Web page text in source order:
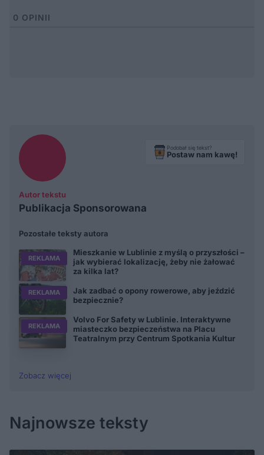
0 OPINII
Autor tekstu
Publikacja Sponsorowana
Podobał się tekst?
Postaw nam kawę!
Pozostałe teksty autora
REKLAMA
Mieszkanie w Lublinie z myślą o przyszłości –
jak wybierać lokalizację, żeby nie żałować
za kilka lat?
REKLAMA
Jak zadbać o opony rowerowe, aby jeździć
bezpiecznie?
REKLAMA
Volvo For Safety w Lublinie. Interaktywne
miasteczko bezpieczeństwa na Placu
Teatralnym przy Centrum Spotkania Kultur
Zobacz więcej
Najnowsze teksty